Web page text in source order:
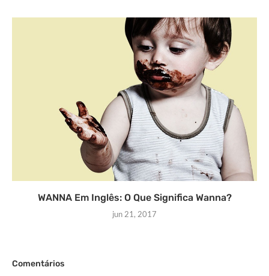
WANNA Em Inglês: O Que Significa Wanna?
jun 21, 2017
Comentários